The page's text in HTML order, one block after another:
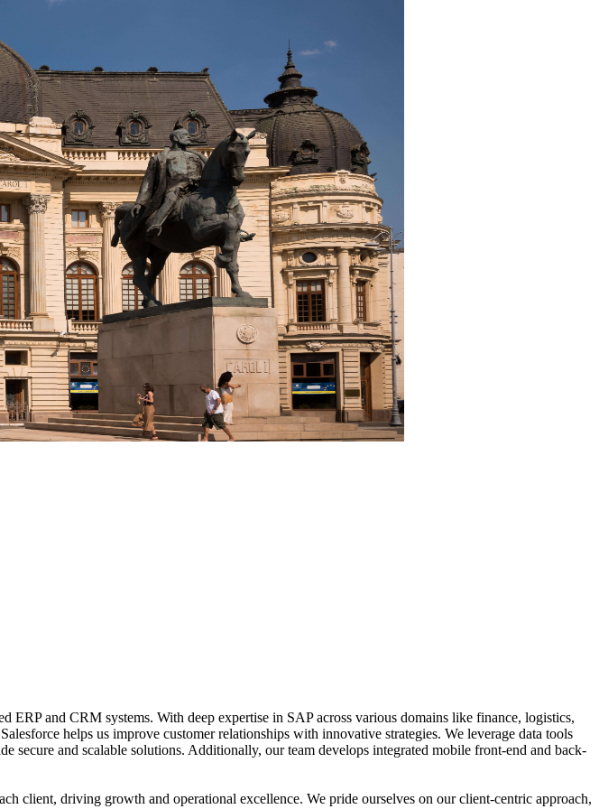
ERP and CRM systems. With deep expertise in SAP across various domains like finance, logistics,
helps us improve customer relationships with innovative strategies. We leverage data tools
and scalable solutions. Additionally, our team develops integrated mobile front-end and back-
client, driving growth and operational excellence. We pride ourselves on our client-centric approach,